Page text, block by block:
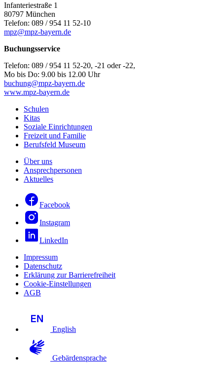
Infanteriestraße 1
80797 München
Telefon: 089 / 954 11 52-10
mpz@mpz-bayern.de
Buchungsservice
Telefon: 089 / 954 11 52-20, -21 oder -22,
Mo bis Do: 9.00 bis 12.00 Uhr
buchung@mpz-bayern.de
www.mpz-bayern.de
Schulen
Kitas
Soziale Einrichtungen
Freizeit und Familie
Berufsfeld Museum
Über uns
Ansprechpersonen
Aktuelles
Facebook
Instagram
LinkedIn
Impressum
Datenschutz
Erklärung zur Barrierefreiheit
Cookie-Einstellungen
AGB
English
Gebärdensprache